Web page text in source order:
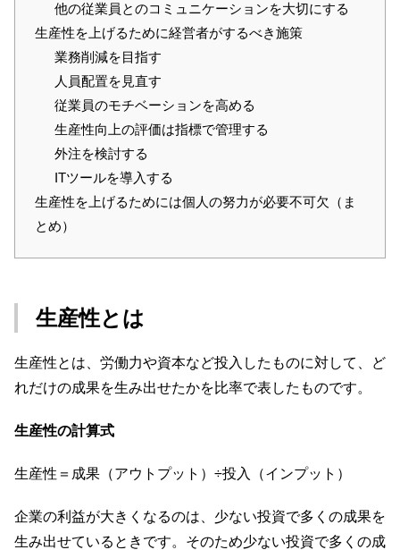
他の従業員とのコミュニケーションを大切にする
生産性を上げるために経営者がするべき施策
業務削減を目指す
人員配置を見直す
従業員のモチベーションを高める
生産性向上の評価は指標で管理する
外注を検討する
ITツールを導入する
生産性を上げるためには個人の努力が必要不可欠（ま
とめ）
生産性とは
生産性とは、労働力や資本など投入したものに対して、ど
れだけの成果を生み出せたかを比率で表したものです。
生産性の計算式
生産性＝成果（アウトプット）÷投入（インプット）
企業の利益が大きくなるのは、少ない投資で多くの成果を
生み出せているときです。そのため少ない投資で多くの成